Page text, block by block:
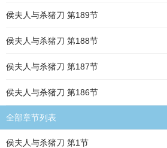
侯夫人与杀猪刀 第189节
侯夫人与杀猪刀 第188节
侯夫人与杀猪刀 第187节
侯夫人与杀猪刀 第186节
全部章节列表
侯夫人与杀猪刀 第1节